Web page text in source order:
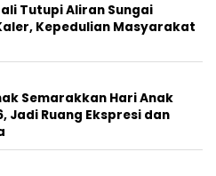
Tutupi Aliran Sungai
Kepedulian Masyarakat
Semarakkan Hari Anak
Jadi Ruang Ekspresi dan